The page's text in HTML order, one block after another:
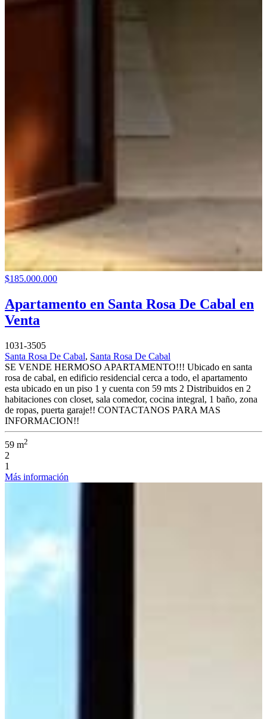
$185.000.000
Apartamento en Santa Rosa De Cabal en
Venta
1031-3505
Santa Rosa De Cabal, Santa Rosa De Cabal
SE VENDE HERMOSO APARTAMENTO!!! Ubicado en santa
rosa de cabal, en edificio residencial cerca a todo, el apartamento
esta ubicado en un piso 1 y cuenta con 59 mts 2 Distribuidos en 2
habitaciones con closet, sala comedor, cocina integral, 1 baño, zona
de ropas, puerta garaje!! CONTACTANOS PARA MAS
INFORMACION!!
59 m2
2
1
Más información